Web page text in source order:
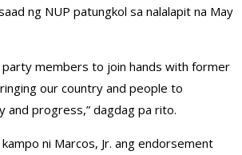
ng NUP patungkol sa nalalapit na May
party members to join hands with former
our country and people to
and progress,” dagdag pa rito.
kampo ni Marcos, Jr. ang endorsement